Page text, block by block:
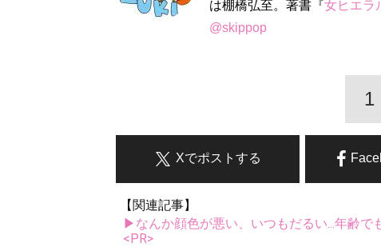
は棚橋弘至。著書『女ヒエラ
@skippop
1
Xでポストする
【関連記事】
▶なんか顔色が悪い、いつもだるい...年齢で
<PR>